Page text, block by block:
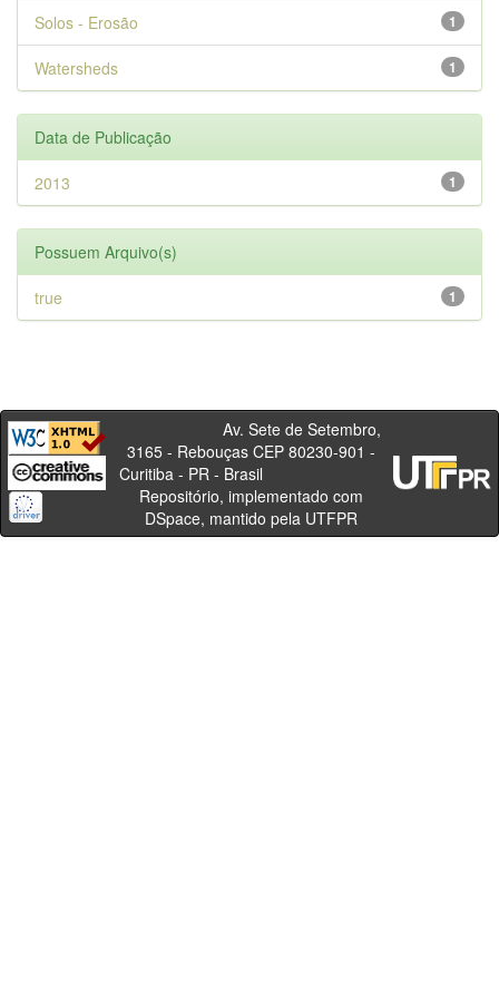
1
Solos - Erosão
1
Watersheds
Data de Publicação
1
2013
Possuem Arquivo(s)
1
true
Av. Sete de Setembro,
3165 - Rebouças CEP 80230-901 -
Curitiba - PR - Brasil
Repositório, implementado com
DSpace, mantido pela UTFPR